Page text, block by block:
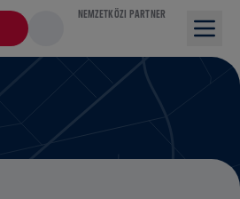
NEMZETKÖZI PARTNER